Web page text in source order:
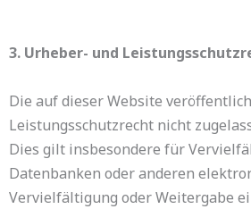
3. Urheber- und
Die auf dieser Website
Leistungsschutzrecht nicht
Dies gilt insbesondere für
Datenbanken oder anderen
Vervielfältigung oder Weitergabe